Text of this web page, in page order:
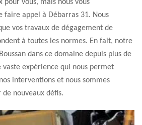
pour vous, mais nous vous
faire appel à Débarras 31. Nous
vos travaux de dégagement de
à toutes les normes. En fait, notre
dans ce domaine depuis plus de
vaste expérience qui nous permet
interventions et nous sommes
nouveaux défis.